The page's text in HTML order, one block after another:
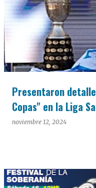
Presentaron
Copas" en la Liga
noviembre 12, 2024